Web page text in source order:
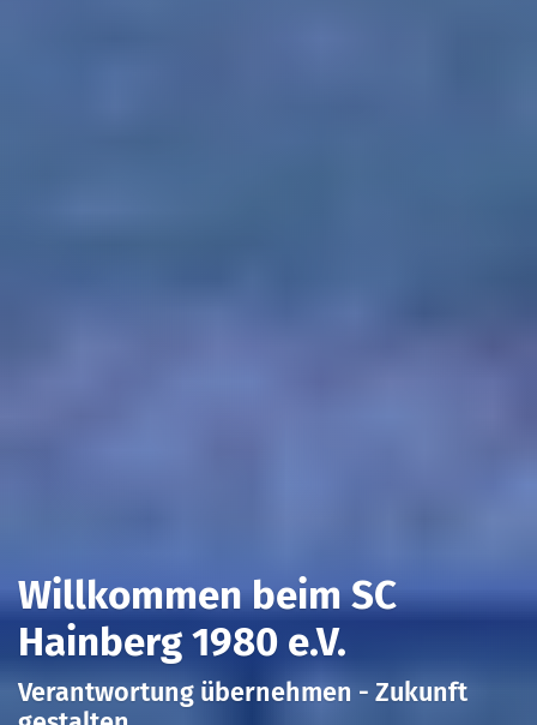
Willkommen beim SC
Hainberg 1980 e.V.
Verantwortung übernehmen - Zukunft